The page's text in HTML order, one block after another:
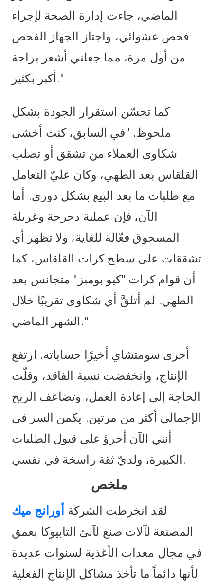
الماضي، جاءت إدارة الصحة لإجراء
فحص عشوائي، واجتاز الجهاز الفحص
من أول مرة، مما جعلني أشعر براحة
أكبر بكثير."
كما تحسّن استقرار الجودة بشكل
ملحوظ. "في السابق، كنت أخشى
شكاوى العملاء من تشقق أو تصلب
القلقاس بعد الطهي، وكان عليّ التعامل
مع طلبات ما بعد البيع بشكل دوري. أما
الآن، فإن عملية دحرجة وغربلة
المسحوق فعّالة للغاية، ولا تظهر أي
تشققات على سطح كرات القلقاس، كما
أن قوام كرات "كيو بومبز" متجانس بعد
الطهي. لم أتلقَّ أي شكاوى تقريبًا خلال
الشهر الماضي."
أجرى سومتشاي أخيرًا حساباته. ارتفع
الإنتاج، وانخفضت نسبة الفاقد، وقلّت
الحاجة إلى إعادة العمل، وتضاعف الربح
الإجمالي أكثر من مرتين. يكمن السر في
أنني الآن أجرؤ على قبول الطلبات
الكبيرة، ولديّ ثقة راسخة في نفسي.
ملخص
أورانج ميك
المصنعة لآلات صنع لآلئ التابيوكا بعمق
في مجال معدات الأغذية لسنوات عديدة
لأنها دائماً ما تأخذ مشاكل الإنتاج الفعلية